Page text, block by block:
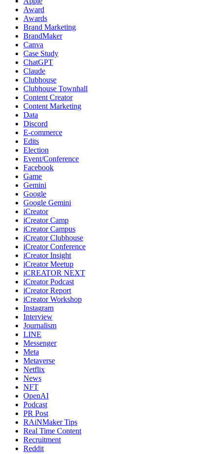
Award
Awards
Brand Marketing
BrandMaker
Canva
Case Study
ChatGPT
Claude
Clubhouse
Clubhouse Townhall
Content Creator
Content Marketing
Data
Discord
E-commerce
Edits
Election
Event/Conference
Facebook
Game
Gemini
Google
Google Gemini
iCreator
iCreator Camp
iCreator Campus
iCreator Clubhouse
iCreator Conference
iCreator Insight
iCreator Meetup
iCREATOR NEXT
iCreator Podcast
iCreator Report
iCreator Workshop
Instagram
Interview
Journalism
LINE
Messenger
Meta
Metaverse
Netflix
News
NFT
OpenAI
Podcast
PR Post
RAiNMaker Tips
Real Time Content
Recruitment
Reddit